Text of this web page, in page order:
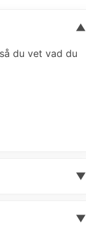
▼
du vet vad du
▼
▼